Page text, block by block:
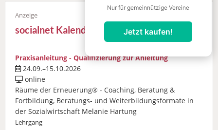
Nur für gemeinnützige Vereine
Jetzt kaufen!
socialnet Kalender
Praxisanleitung - Qualifizierung zur Anleitung
24.09.–15.10.2026
online
Räume der Erneuerung® - Coaching, Beratung &
Fortbildung, Beratungs- und Weiterbildungsformate in
der Sozialwirtschaft Melanie Hartung
Lehrgang